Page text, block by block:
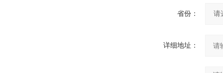
省份：
详细地址：